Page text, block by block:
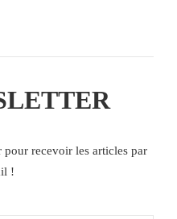
recevoir les articles par
!